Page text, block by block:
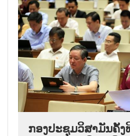
ກອງປະຊຸມວິສາມັນຄັ້ງ